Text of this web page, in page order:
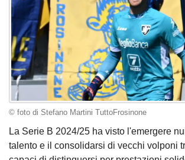
© foto di Stefano Martini TuttoFrosinone
La Serie B 2024/25 ha visto l'emergere
talento e il consolidarsi di vecchi volponi